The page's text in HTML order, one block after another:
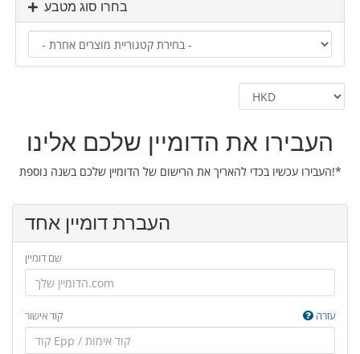
בחרו סוג מטבע
העבירו את הדומיין שלכם אלינו
העבירו עכשיו בכדי להאריך את הרישום של הדומיין שלכם בשנה נוספת!*
העברת דומיין אחד
שם דומיין
קוד אישור עזרה